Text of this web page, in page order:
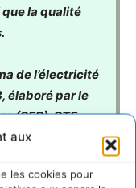
aux
les cookies pour
la qualité
de l’électricité
élaboré par le
(SER), RTE,
Réseaux
d’un
pour la